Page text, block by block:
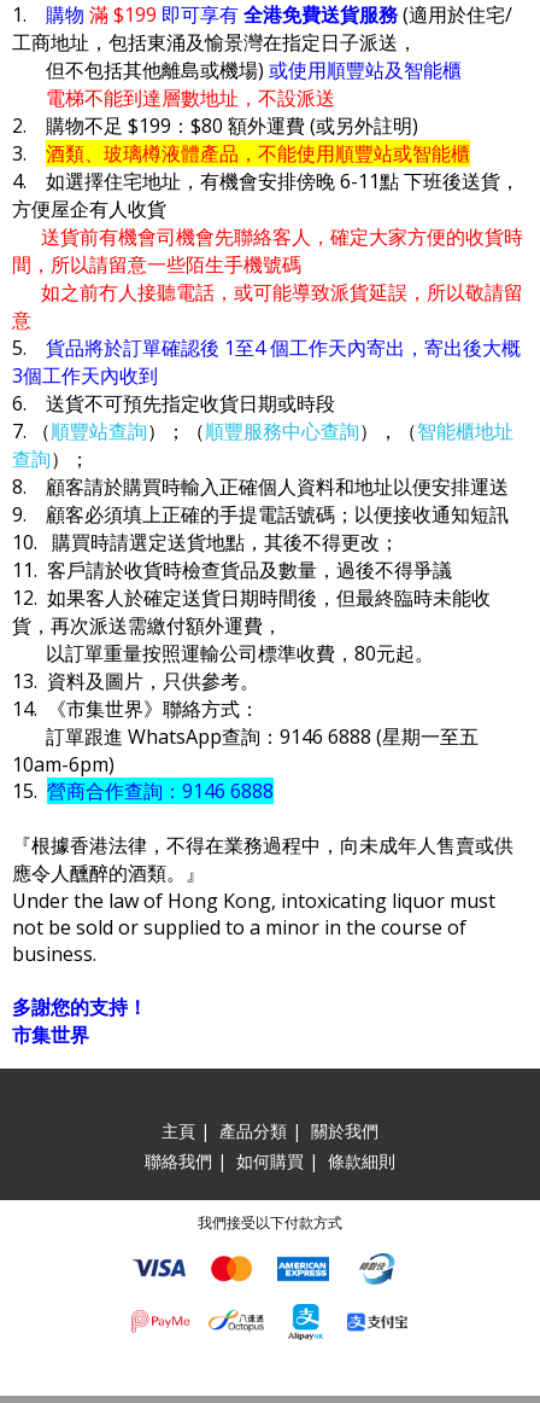
1. 購物 滿 $199 即可享有全港免費送貨服務(適用於住宅/
工商地址，包括東涌及愉景灣在指定日子派送，
但不包括其他離島或機場) 或使用順豐站及智能櫃
電梯不能到達層數地址，不設派送
2. 購物不足 $199：$80 額外運費 (或另外註明)
3. 酒類、玻璃樽液體產品，不能使用順豐站或智能櫃
4. 如選擇住宅地址，有機會安排傍晚 6-11點 下班後送貨，
方便屋企有人收貨
送貨前有機會司機會先聯絡客人，確定大家方便的收貨時
間，所以請留意一些陌生手機號碼
如之前冇人接聽電話，或可能導致派貨延誤，所以敬請留
意
5. 貨品將於訂單確認後 1至4 個工作天內寄出，寄出後大概
3個工作天內收到
6. 送貨不可預先指定收貨日期或時段
7. （順豐站查詢）；（順豐服務中心查詢），（智能櫃地址
查詢）；
8. 顧客請於購買時輸入正確個人資料和地址以便安排運送
9. 顧客必須填上正確的手提電話號碼；以便接收通知短訊
10. 購買時請選定送貨地點，其後不得更改；
11. 客戶請於收貨時檢查貨品及數量，過後不得爭議
12. 如果客人於確定送貨日期時間後，但最終臨時未能收
貨，再次派送需繳付額外運費，
以訂單重量按照運輸公司標準收費，80元起。
13. 資料及圖片，只供參考。
14. 《市集世界》聯絡方式：
訂單跟進 WhatsApp查詢：9146 6888 (星期一至五
10am-6pm)
15. 營商合作查詢：9146 6888
『根據香港法律，不得在業務過程中，向未成年人售賣或供
應令人醺醉的酒類。』
Under the law of Hong Kong, intoxicating liquor must
not be sold or supplied to a minor in the course of
business.
多謝您的支持！
市集世界
主頁 | 產品分類 | 關於我們
聯絡我們 | 如何購買 | 條款細則
我們接受以下付款方式